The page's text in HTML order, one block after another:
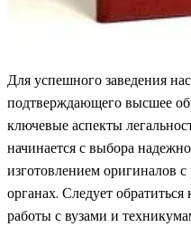
Для успешного заведения
подтверждающего высшее
ключевые аспекты
начинается с выбора
изготовлением оригиналов
органах. Следует
работы с вузами и